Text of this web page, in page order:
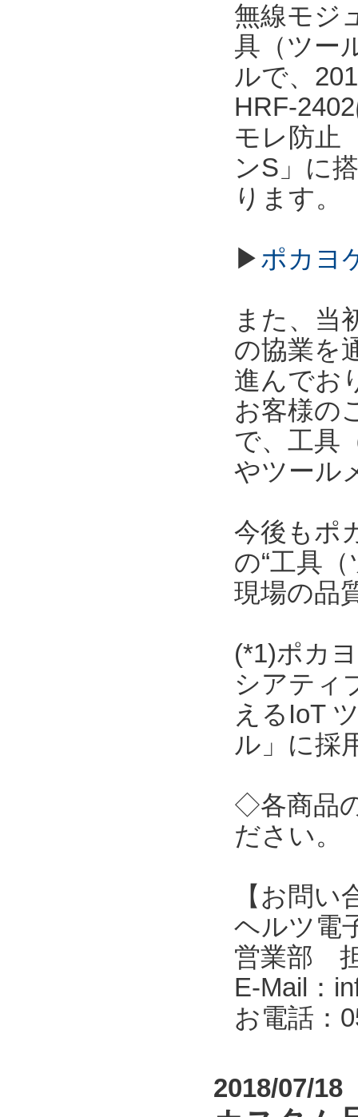
無線モジ
具（ツー
ルで、
HRF-
モレ防止
ンS」に
ります。
▶ポカヨ
また、当
の協業を
進んでお
お客様の
で、工具
やツール
今後もポ
の“工具
現場の品
(*1)ポカ
シアティ
えるIoT
ル」に採
◇各商品
ださい。
【お問い
ヘルツ電
営業部
E-Mail：
お電話：
2018/07/18